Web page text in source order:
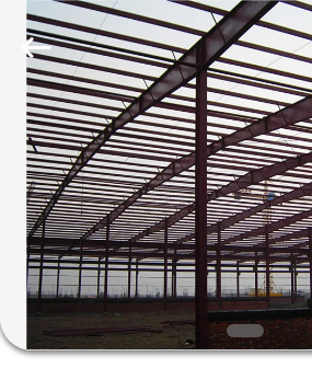
বাড়ি
পণ্য
ভিডিও
ভিআর
KaFa
Fabrication
Rights
Reserved.